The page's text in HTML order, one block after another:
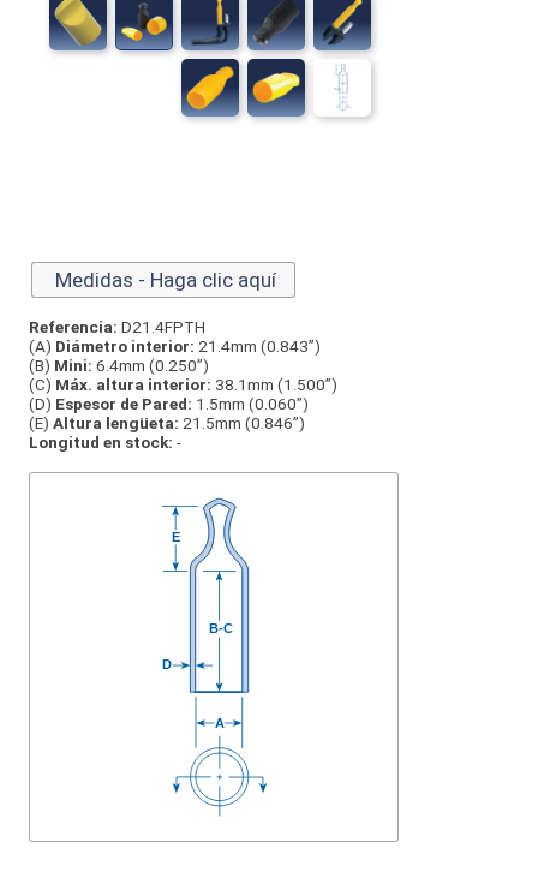
Medidas - Haga clic aquí
Referencia: D21.4FPTH
(A) Diámetro interior: 21.4mm (0.843”)
(B) Mini: 6.4mm (0.250”)
(C) Máx. altura interior: 38.1mm (1.500”)
(D) Espesor de Pared: 1.5mm (0.060”)
(E) Altura lengüeta: 21.5mm (0.846”)
Longitud en stock: -